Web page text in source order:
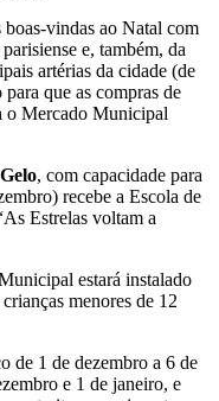
vindas ao Natal com
e, também, da
artérias da cidade (de
que as compras de
o Mercado Municipal
, com capacidade para
recebe a Escola de
Estrelas voltam a
estará instalado
menores de 12
de 1 de dezembro a 6 de
e 1 de janeiro, e